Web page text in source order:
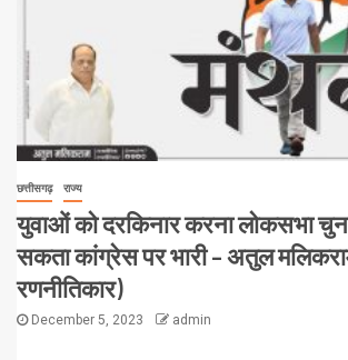
छत्तीसगढ़ राज्य
युवाओं को दरकिनार करना लोकसभा
सकता कांग्रेस पर भारी – अतुल
रणनीतिकार)
December 5, 2023 admin